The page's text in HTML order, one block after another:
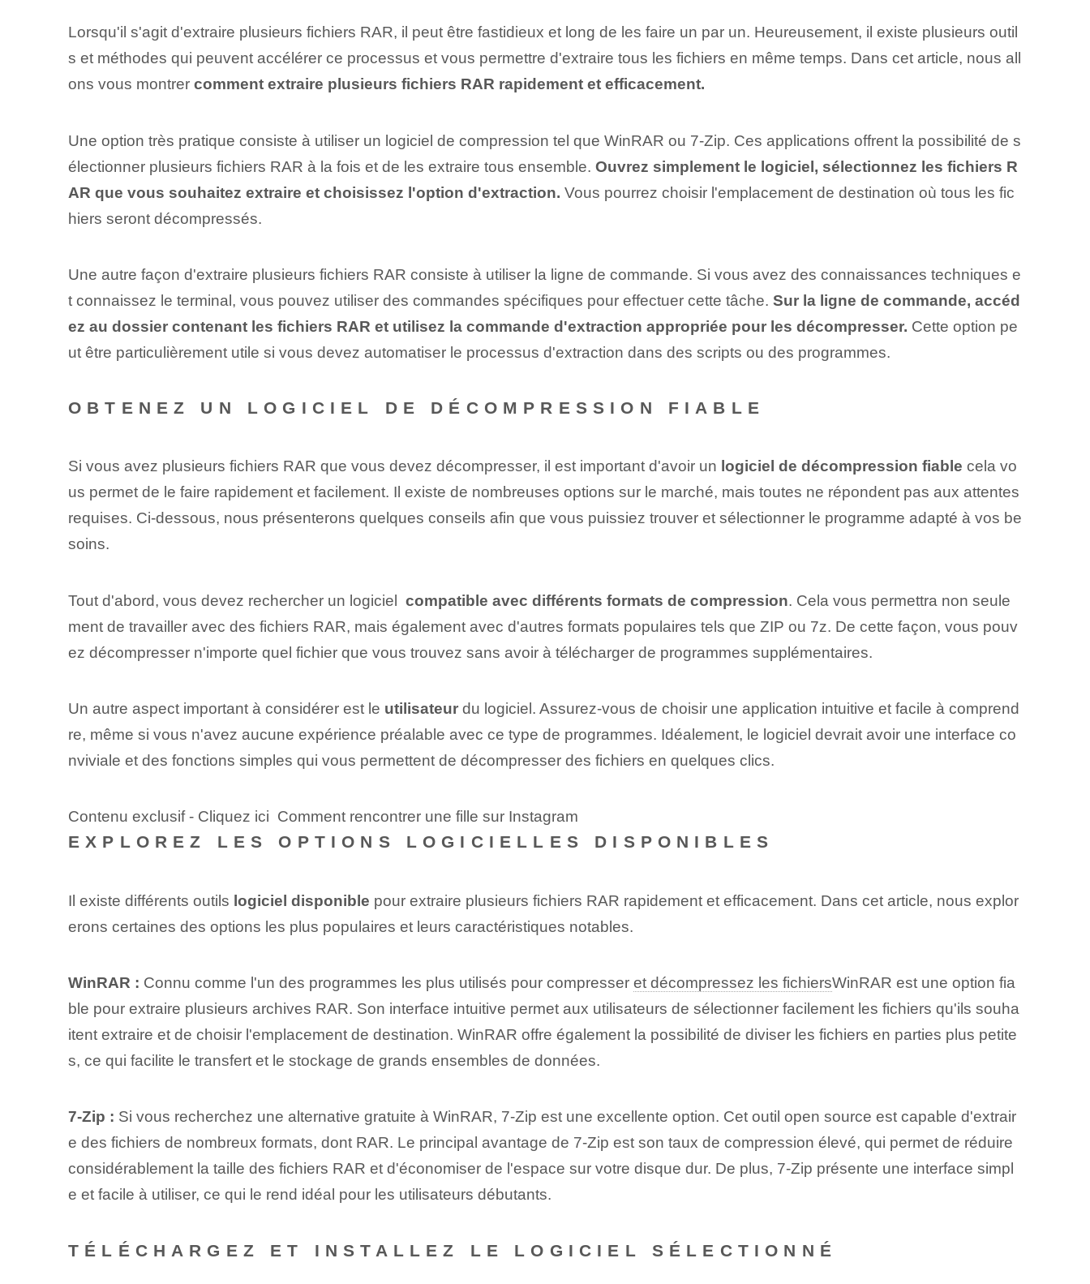
Lorsqu'il s'agit d'extraire plusieurs fichiers RAR, il peut être fastidieux et long de les faire un par un. Heureusement, il existe⁤ plusieurs outil
s‍ et méthodes qui peuvent accélérer ce processus et‌ vous permettre d'extraire tous les fichiers⁢ en même temps.⁣ Dans​ cet article, nous all
ons vous montrer​ comment extraire plusieurs fichiers RAR rapidement et efficacement.
Une option très pratique consiste à utiliser un logiciel de compression tel que WinRAR ou 7-Zip. Ces applications offrent la possibilité de s
électionner plusieurs fichiers RAR à la fois et de les extraire tous ensemble.​ Ouvrez simplement le logiciel, sélectionnez les fichiers R
AR que vous souhaitez extraire et choisissez l'option d'extraction. Vous pourrez choisir l'emplacement de destination où tous les fic
hiers seront décompressés.
Une autre façon d'extraire plusieurs fichiers RAR consiste à utiliser la ligne de commande. ‌Si vous avez⁤ des connaissances techniques‌ e
t connaissez le terminal, vous pouvez⁤ utiliser⁣ des commandes spécifiques⁢ pour effectuer cette ⁢tâche. Sur la ligne de commande, accéd
ez au dossier contenant les fichiers RAR et utilisez la commande d'extraction appropriée pour les décompresser. Cette option pe
ut être particulièrement utile si vous devez automatiser le processus d'extraction dans des scripts ou des programmes.
OBTENEZ UN LOGICIEL DE DÉCOMPRESSION FIABLE
Si vous avez plusieurs fichiers RAR que vous devez décompresser,‌ il est important d'avoir un‌ logiciel de décompression fiable cela vo
us permet de le faire rapidement et facilement. Il existe de nombreuses options sur le marché, mais toutes ne répondent pas aux attentes
requises. Ci-dessous, nous présenterons quelques conseils afin que vous puissiez trouver et sélectionner le programme⁢ adapté à vos be
soins.
Tout d'abord, vous devez rechercher un logiciel ‍ compatible avec différents formats de⁤ compression⁢.⁤ Cela vous permettra non seule
ment de travailler avec des fichiers RAR, mais également avec d'autres formats populaires tels que ZIP ou 7z. De cette façon, vous pouv
ez décompresser n'importe quel fichier que vous trouvez sans avoir à télécharger de programmes supplémentaires.
Un autre aspect important à considérer est le utilisateurdu logiciel. Assurez-vous de choisir une application intuitive et facile à comprend
re, même si vous n'avez aucune expérience préalable avec ce type de programmes. Idéalement, le logiciel devrait avoir une interface co
nviviale et des fonctions simples qui vous permettent de décompresser des fichiers en quelques clics.
Contenu exclusif - Cliquez ici Comment rencontrer une fille sur Instagram
EXPLOREZ LES OPTIONS LOGICIELLES DISPONIBLES
Il existe différents outils⁢ logiciel disponible ⁣pour extraire ⁢plusieurs fichiers RAR rapidement et efficacement. Dans cet article, nous explor
erons certaines des options les plus populaires et leurs caractéristiques notables.
WinRAR : Connu comme l'un des programmes les plus utilisés pour compresser et décompressez les fichiersWinRAR est une option fia
ble pour extraire plusieurs archives RAR. Son interface intuitive⁤ permet aux utilisateurs de sélectionner facilement les fichiers qu'ils souha
itent extraire et de choisir l'emplacement de destination⁢. WinRAR offre également la possibilité de diviser les fichiers en parties plus petite
s, ce qui facilite le transfert et le stockage de grands ensembles de données.
7-Zip : Si vous recherchez une alternative gratuite à WinRAR, 7-Zip est une excellente option. Cet outil open source est capable d'extrair
e des fichiers de nombreux formats, dont RAR. Le principal avantage de 7-Zip est son taux de compression élevé, qui permet de réduire
considérablement la taille des fichiers RAR et d'économiser de l'espace sur votre disque dur. De plus, 7-Zip présente une interface simpl
e et facile à utiliser, ce qui le rend idéal pour les utilisateurs débutants.
TÉLÉCHARGEZ ET INSTALLEZ LE LOGICIEL SÉLECTIONNÉ